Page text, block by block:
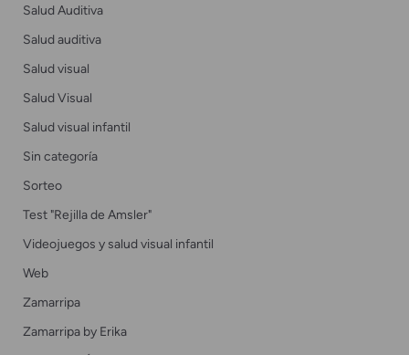
Salud Auditiva
Salud auditiva
Salud visual
Salud Visual
Salud visual infantil
Sin categoría
Sorteo
Test "Rejilla de Amsler"
Videojuegos y salud visual infantil
Web
Zamarripa
Zamarripa by Erika